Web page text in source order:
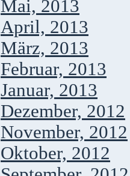
Mai, 2013
April, 2013
März, 2013
Februar, 2013
Januar, 2013
Dezember, 2012
November, 2012
Oktober, 2012